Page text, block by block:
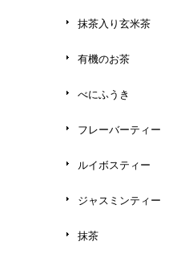
抹茶入り玄米茶
有機のお茶
べにふうき
フレーバーティー
ルイボスティー
ジャスミンティー
抹茶